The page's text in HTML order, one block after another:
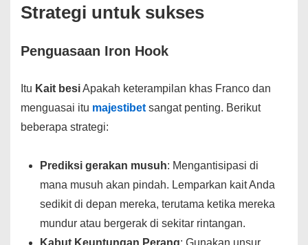
Strategi untuk sukses
Penguasaan Iron Hook
Itu Kait besiApakah keterampilan khas Franco dan
menguasai itu majestibet sangat penting. Berikut
beberapa strategi:
Prediksi gerakan musuh: Mengantisipasi di
mana musuh akan pindah. Lemparkan kait Anda
sedikit di depan mereka, terutama ketika mereka
mundur atau bergerak di sekitar rintangan.
Kabut Keuntungan Perang: Gunakan unsur